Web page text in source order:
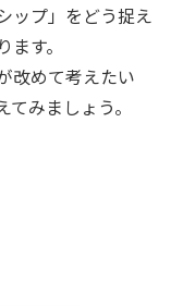
ップ」をどう捉え
す。
改めて考えたい
みましょう。